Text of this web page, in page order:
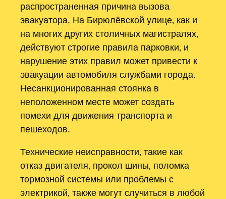
распространенная причина вызова
эвакуатора. На Бирюлёвской улице‚ как и
на многих других столичных магистралях‚
действуют строгие правила парковки‚ и
нарушение этих правил может привести к
эвакуации автомобиля службами города.
Несанкционированная стоянка в
неположенном месте может создать
помехи для движения транспорта и
пешеходов.
Технические неисправности‚ такие как
отказ двигателя‚ прокол шины‚ поломка
тормозной системы или проблемы с
электрикой‚ также могут случиться в любой